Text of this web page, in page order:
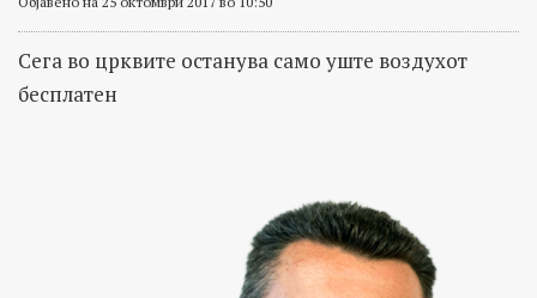
Сега во црквите останува само уште воздухот
бесплатен